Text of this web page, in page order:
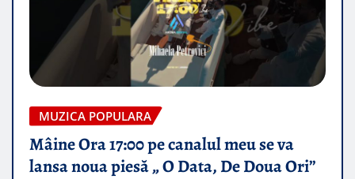
MUZICA POPULARA
Mâine Ora 17:00 pe canalul meu se va
lansa noua piesă „ O Data, De Doua Ori”